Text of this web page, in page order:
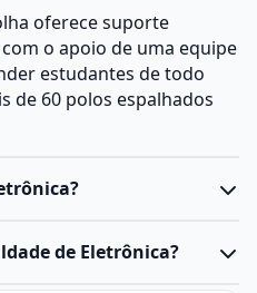
oferece suporte
o apoio de uma equipe
estudantes de todo
de 60 polos espalhados
de Eletrônica?